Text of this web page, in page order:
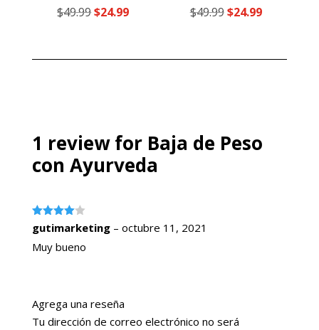
con
$49.99El
$24.99El
con
$49.99El
$24.99El
1 review for Baja de Peso
con Ayurveda
Valorado
con4de
5
gutimarketing – octubre 11, 2021
Muy bueno
Agrega una reseña
Tu dirección de correo electrónico no será